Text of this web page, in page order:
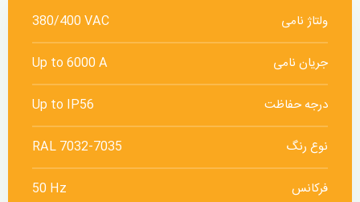
ولتاژ نامی 380/400 VAC
جریان نامی Up to 6000 A
درجه حفاظت Up to IP56
نوع رنگ RAL 7032-7035
فرکانس 50 Hz